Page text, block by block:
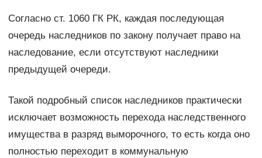
Согласно ст. 1060 ГК РК, каждая последующая
очередь наследников по закону получает право на
наследование, если отсутствуют наследники
предыдущей очереди.
Такой подробный список наследников практически
исключает возможность перехода наследственного
имущества в разряд выморочного, то есть когда оно
полностью переходит в коммунальную